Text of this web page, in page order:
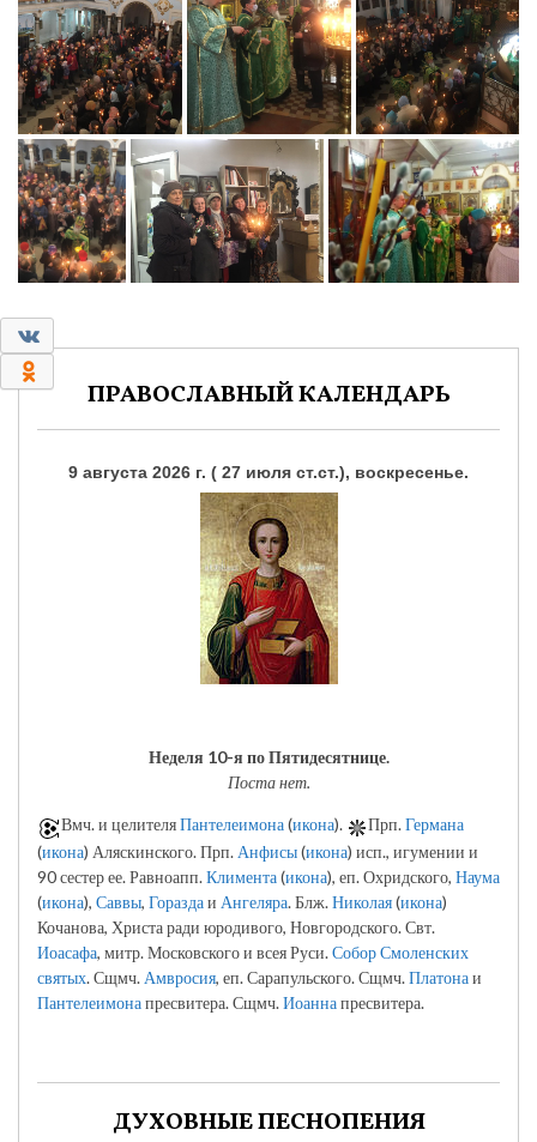
ПРАВОСЛАВНЫЙ КАЛЕНДАРЬ
9 августа 2026 г. ( 27 июля ст.ст.), воскресенье.
Неделя 10-я по Пятидесятнице.
Поста нет.
Вмч. и целителяПантелеимона(икона). Прп.Германа
(икона) Аляскинского. Прп.Анфисы(икона) исп., игумении и
90 сестер ее. Равноапп.Климента(икона), еп. Охридского, Наума
(икона), Саввы, Гораздаи Ангеляра. Блж.Николая(икона)
Кочанова, Христа ради юродивого, Новгородского. Свт.
Иоасафа, митр. Московского и всея Руси.Собор Смоленских
святых. Сщмч.Амвросия, еп. Сарапульского. Сщмч.Платонаи
Пантелеимонапресвитера. Сщмч.Иоаннапресвитера.
ДУХОВНЫЕ ПЕСНОПЕНИЯ